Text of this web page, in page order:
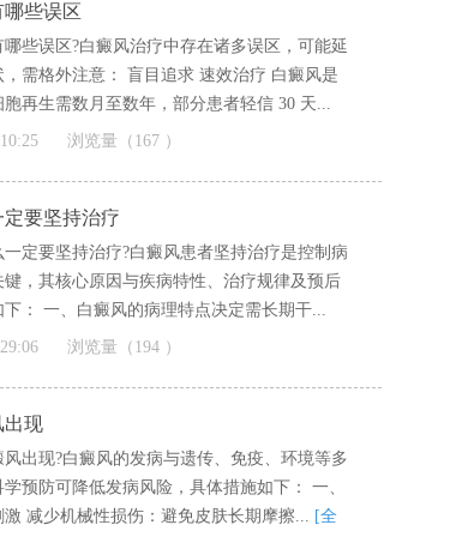
些误区
哪些误区?白癜风治疗中存在诸多误区，可能延
需格外注意： 盲目追求 速效治疗 白癜风是
再生需数月至数年，部分患者轻信 30 天...
浏览量（167 ）
要坚持治疗
一定要坚持治疗?白癜风患者坚持治疗是控制病
，其核心原因与疾病特性、治疗规律及预后
： 一、白癜风的病理特点决定需长期干...
浏览量（194 ）
出现
出现?白癜风的发病与遗传、免疫、环境等多
预防可降低发病风险，具体措施如下： 一、
减少机械性损伤：避免皮肤长期摩擦... [全